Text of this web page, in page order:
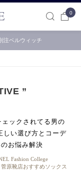
0
注ベルウィッチ
”
Fashion College
菅原靴店おすすめソックス